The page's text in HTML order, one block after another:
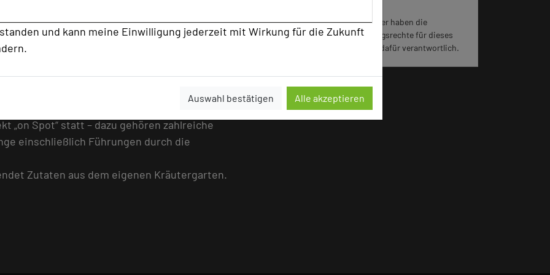
und kann meine Einwilligung jederzeit mit Wirkung für die Zukunft
Auswahl bestätigen Alle akzeptieren
Fachautors
Tagungen ein klausurgemäßes Flair mit
– direkt vor den Toren der
„on Spot“ statt – dazu gehören zahlreiche
einschließlich Führungen durch die
Zutaten aus dem eigenen Kräutergarten.
Für die Verwendung der Bilder haben die
jeweiligen Hotels die Nutzungsrechte für dieses
Portal eingeräumt und sind dafür verantwortlich.